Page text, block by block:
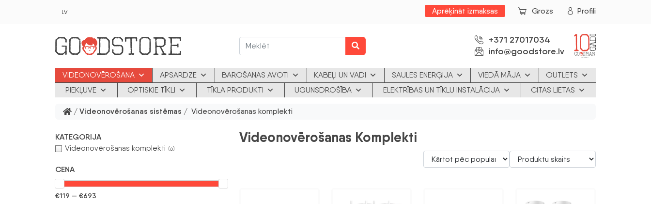
LV Aprēķināt izmaksas Grozs Profili
+371 27017034
info@goodstore.lv
VIDEONOVĒROŠANA APSARDZE BAROŠANAS AVOTI KABEĻI UN VADI SAULES ENERĢIJA VIEDĀ MĀJA
OUTLETS
PIEKĻUVE
OPTISKIE TĪKLI TĪKLA PRODUKTI UGUNSDROŠĪBA ELEKTRĪBAS UN TĪKLU INSTALĀCIJA CITAS LIETAS
/ Videonovērošanas sistēmas / Videonovērošanas komplekti
KATEGORIJA
Videonovērošanas komplekti (6)
CENA
€119 — €693
Videonovērošanas Komplekti